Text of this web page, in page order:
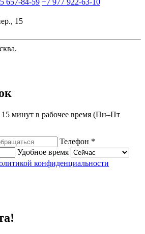
657-84-59 +7 977 922-63-10
15
минут в рабочее время (Пн–Пт
Телефон *
Удобное время
конфиденциальности